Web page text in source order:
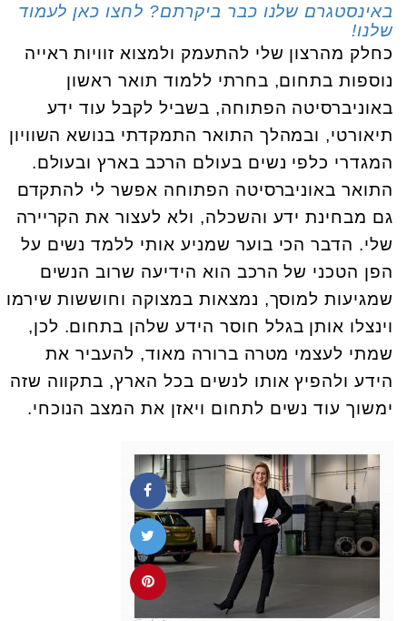
באינסטגרם שלנו כבר ביקרתם? לחצו כאן לעמוד
שלנו!
כחלק מהרצון שלי להתעמק ולמצוא זוויות ראייה
נוספות בתחום, בחרתי ללמוד תואר ראשון
באוניברסיטה הפתוחה, בשביל לקבל עוד ידע
תיאורטי, ובמהלך התואר התמקדתי בנושא השוויון
המגדרי כלפי נשים בעולם הרכב בארץ ובעולם.
התואר באוניברסיטה הפתוחה אפשר לי להתקדם
גם מבחינת ידע והשכלה, ולא לעצור את הקריירה
שלי. הדבר הכי בוער שמניע אותי ללמד נשים על
הפן הטכני של הרכב הוא הידיעה שרוב הנשים
שמגיעות למוסך, נמצאות במצוקה וחוששות שירמו
וינצלו אותן בגלל חוסר הידע שלהן בתחום. לכן,
שמתי לעצמי מטרה ברורה מאוד, להעביר את
הידע ולהפיץ אותו לנשים בכל הארץ, בתקווה שזה
ימשוך עוד נשים לתחום ויאזן את המצב הנוכחי.